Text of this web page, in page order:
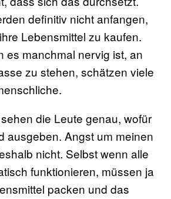
definitiv nicht anfangen,
Lebensmittel zu kaufen.
es manchmal nervig ist, an
zu stehen, schätzen viele
die Leute genau, wofür
ausgeben. Angst um meinen
nicht. Selbst wenn alle
funktionieren, müssen ja
packen und das